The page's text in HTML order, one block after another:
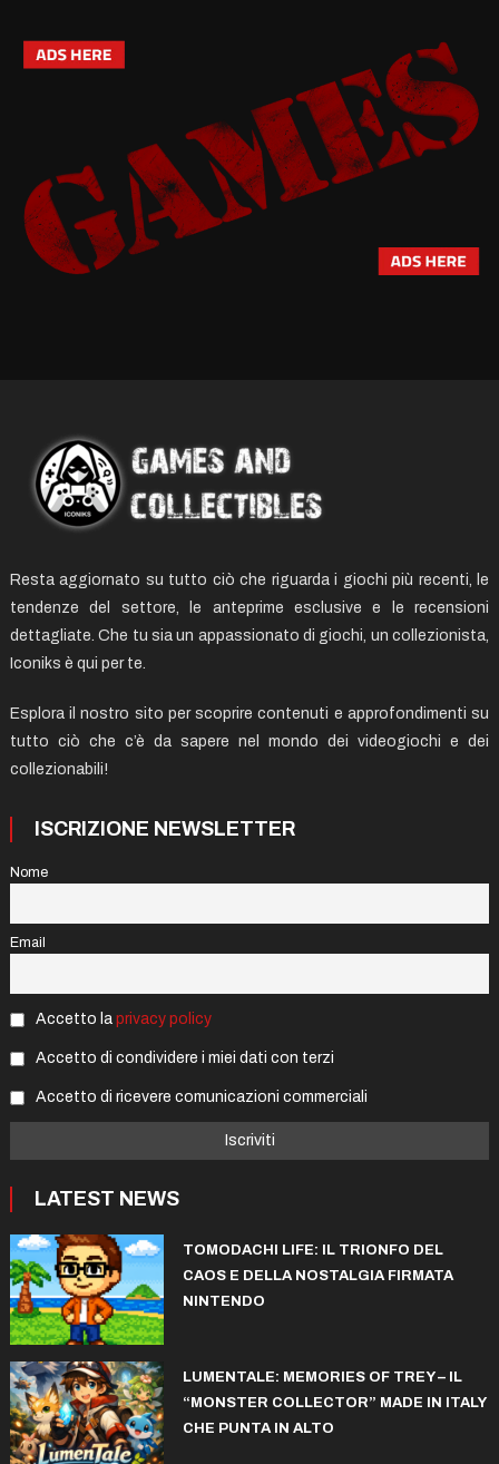
Resta aggiornato su tutto ciò che riguarda i giochi più recenti, le
tendenze del settore, le anteprime esclusive e le recensioni
dettagliate. Che tu sia un appassionato di giochi, un collezionista,
Iconiks è qui per te.
Esplora il nostro sito per scoprire contenuti e approfondimenti su
tutto ciò che c’è da sapere nel mondo dei videogiochi e dei
collezionabili!
ISCRIZIONE NEWSLETTER
Nome
Email
Accetto la privacy policy
Accetto di condividere i miei dati con terzi
Accetto di ricevere comunicazioni commerciali
LATEST NEWS
TOMODACHI LIFE: IL TRIONFO DEL
CAOS E DELLA NOSTALGIA FIRMATA
NINTENDO
LUMENTALE: MEMORIES OF TREY – IL
“MONSTER COLLECTOR” MADE IN ITALY
CHE PUNTA IN ALTO